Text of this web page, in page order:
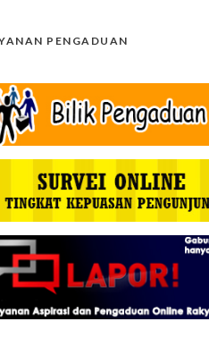
PENGADUAN